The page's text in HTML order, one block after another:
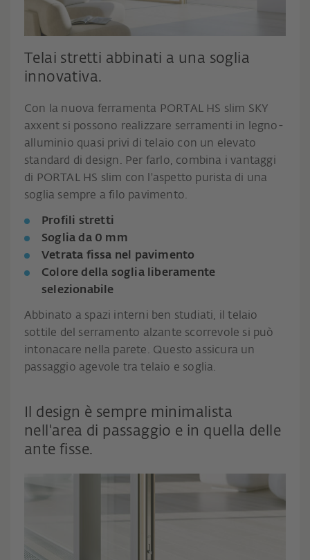
Telai stretti abbinati a una soglia
innovativa.
Con la nuova ferramenta PORTAL HS slim SKY
axxent si possono realizzare serramenti in legno-
alluminio quasi privi di telaio con un elevato
standard di design. Per farlo, combina i vantaggi
di PORTAL HS slim con l'aspetto purista di una
soglia sempre a filo pavimento.
Profili stretti
Soglia da 0 mm
Vetrata fissa nel pavimento
Colore della soglia liberamente
selezionabile
Abbinato a spazi interni ben studiati, il telaio
sottile del serramento alzante scorrevole si può
intonacare nella parete. Questo assicura un
passaggio agevole tra telaio e soglia.
Il design è sempre minimalista
nell'area di passaggio e in quella delle
ante fisse.